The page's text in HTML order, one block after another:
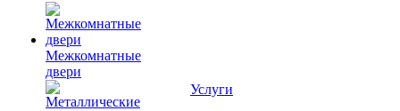
Межкомнатные
двери
Услуги